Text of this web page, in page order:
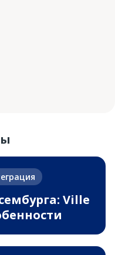
Ville